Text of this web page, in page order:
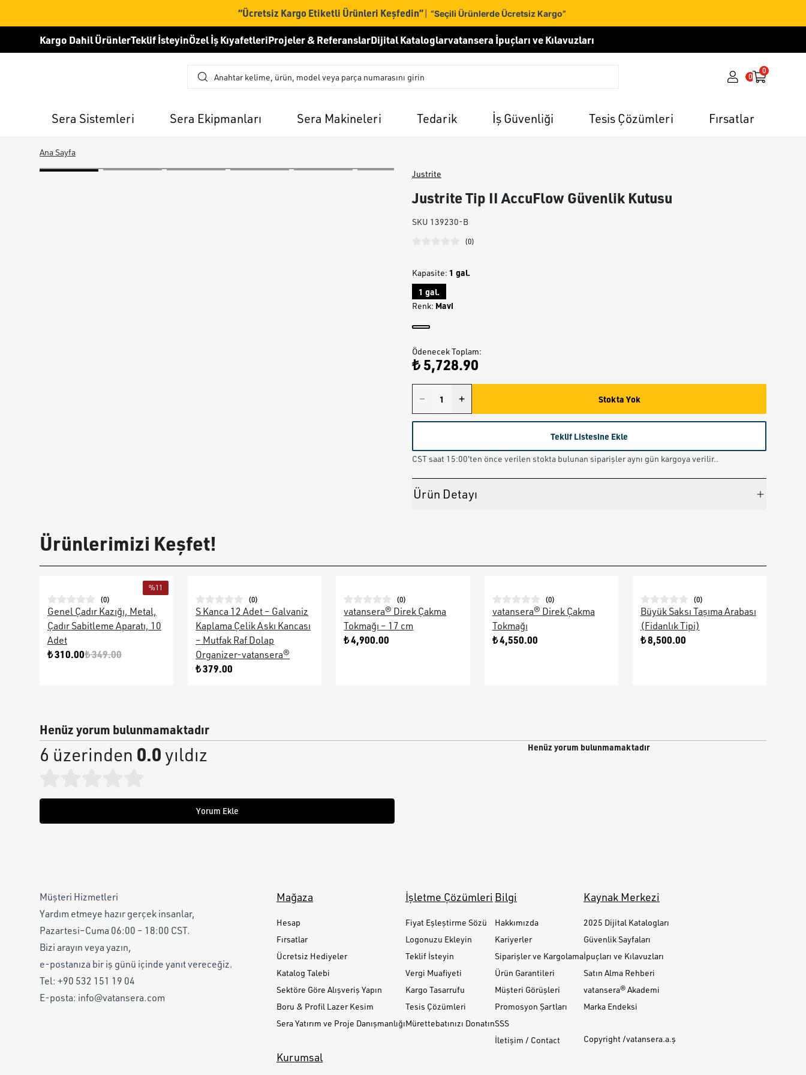
“Ücretsiz Kargo Etiketli Ürünleri Keşfedin”| “Seçili Ürünlerde Ücretsiz Kargo”
Kargo Dahil ÜrünlerTeklif İsteyinÖzel İş KıyafetleriProjeler & ReferanslarDijital Kataloglarvatansera İpuçları ve Kılavuzları
0
0
Sera Sistemleri Sera Ekipmanları Sera Makineleri Tedarik İş Güvenliği Tesis Çözümleri Fırsatlar
Ana Sayfa
Justrite
Justrite Tip II AccuFlow Güvenlik Kutusu
SKU 139230-B
(0)
Kapasite: 1 gal.
1 gal.
Renk: Mavi
Ödenecek Toplam:
₺ 5,728.90
Stokta Yok
Teklif Listesine Ekle
CST saat 15:00'ten önce verilen stokta bulunan siparişler aynı gün kargoya verilir..
Ürün Detayı
Ürünlerimizi Keşfet!
%11
(0)
Genel Çadır Kazığı, Metal,
Çadır Sabitleme Aparatı, 10
Adet
₺ 310.00₺ 349.00
(0)
S Kanca 12 Adet – Galvaniz
Kaplama Çelik Askı Kancası
– Mutfak Raf Dolap
Organizer-vatansera®
₺ 379.00
(0)
vatansera® Direk Çakma
Tokmağı – 17 cm
₺ 4,900.00
(0)
vatansera® Direk Çakma
Tokmağı
₺ 4,550.00
(0)
Büyük Saksı Taşıma Arabası
(Fidanlık Tipi)
₺ 8,500.00
Henüz yorum bulunmamaktadır
6 üzerinden 0.0yıldız
Yorum Ekle
Henüz yorum bulunmamaktadır
Müşteri Hizmetleri
Yardım etmeye hazır gerçek insanlar,
Pazartesi–Cuma 06:00 – 18:00 CST.
Bizi arayın veya yazın,
e-postanıza bir iş günü içinde yanıt vereceğiz.
Tel: +90 532 151 19 04
E-posta: info@vatansera.com
Mağaza
Hesap
Fırsatlar
Ücretsiz Hediyeler
Katalog Talebi
Sektöre Göre Alışveriş Yapın
Boru & Profil Lazer Kesim
Sera Yatırım ve Proje Danışmanlığı
İşletme Çözümleri
Fiyat Eşleştirme Sözü
Logonuzu Ekleyin
Teklif İsteyin
Vergi Muafiyeti
Kargo Tasarrufu
Tesis Çözümleri
Mürettebatınızı Donatın
Bilgi
Hakkımızda
Kariyerler
Siparişler ve Kargolama
Ürün Garantileri
Müşteri Görüşleri
Promosyon Şartları
SSS
İletişim / Contact
Kaynak Merkezi
2025 Dijital Katalogları
Güvenlik Sayfaları
İpuçları ve Kılavuzları
Satın Alma Rehberi
vatansera® Akademi
Marka Endeksi
Copyright /vatansera.a.ş
Kurumsal